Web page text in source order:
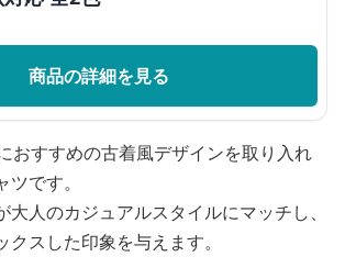
商品の詳細を見る
おすすめの古着風デザインを取り入れ
です。
大人のカジュアルスタイルにマッチし、
スした印象を与えます。